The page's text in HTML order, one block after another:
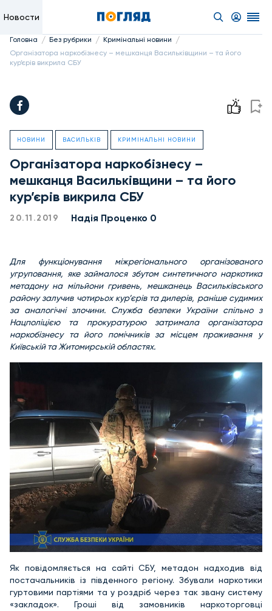
Новости
Головна / Без рубрики / Кримінальні новини /
Організатора наркобізнесу – мешканця Васильківщини – та його
кур’єрів викрила СБУ
НОВИНИ ВАСИЛЬКІВ КРИМІНАЛЬНІ НОВИНИ
Організатора наркобізнесу –
мешканця Васильківщини – та його
кур’єрів викрила СБУ
20.11.2019 Надiя Проценко 0
Для функціонування міжрегіонального організованого
угруповання, яке займалося збутом синтетичного наркотика
метадону на мільйони гривень, мешканець Васильківського
району залучив чотирьох кур’єрів та дилерів, раніше судимих
за аналогічні злочини. Служба безпеки України спільно з
Нацполіцією та прокуратурою затримала організатора
наркобізнесу та його помічників за місцем проживання у
Київській та Житомирській областях.
Як повідомляється на сайті СБУ, метадон надходив від
постачальників із південного регіону. Збували наркотики
гуртовими партіями та у роздріб через так звану систему
«закладок». Гроші від замовників наркоторговці